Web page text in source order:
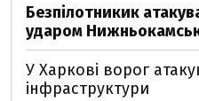
Безпілотникик
ударом
У Харкові ворог
інфраструктури